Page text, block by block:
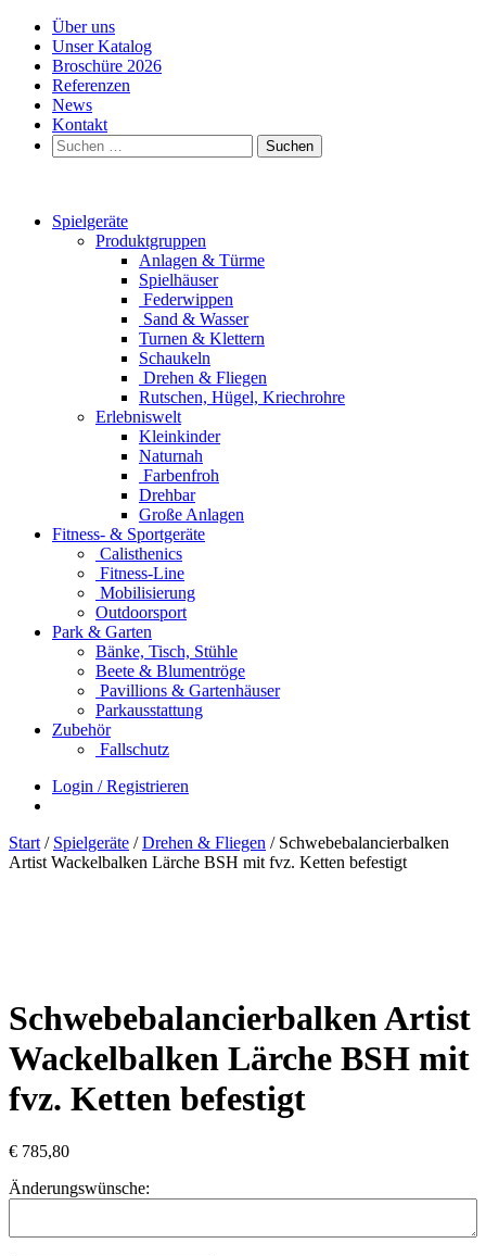
Über uns
Unser Katalog
Broschüre 2026
Referenzen
News
Kontakt
Suchen
nach:
Spielgeräte
Produktgruppen
Anlagen & Türme
Spielhäuser
Federwippen
Sand & Wasser
Turnen & Klettern
Schaukeln
Drehen & Fliegen
Rutschen, Hügel, Kriechrohre
Erlebniswelt
Kleinkinder
Naturnah
Farbenfroh
Drehbar
Große Anlagen
Fitness- & Sportgeräte
Calisthenics
Fitness-Line
Mobilisierung
Outdoorsport
Park & Garten
Bänke, Tisch, Stühle
Beete & Blumentröge
Pavillions & Gartenhäuser
Parkausstattung
Zubehör
Fallschutz
Login / Registrieren
Start / Spielgeräte /Drehen & Fliegen / Schwebebalancierbalken
Artist Wackelbalken Lärche BSH mit fvz. Ketten befestigt
Schwebebalancierbalken Artist
Wackelbalken Lärche BSH mit
fvz. Ketten befestigt
€ 785,80
Änderungswünsche: